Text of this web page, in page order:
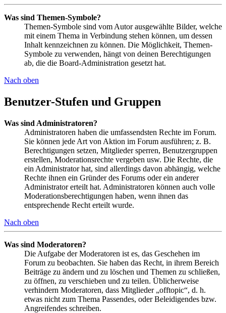
Was sind Themen-Symbole?
Themen-Symbole sind vom Autor ausgewählte Bilder, welche
mit einem Thema in Verbindung stehen können, um dessen
Inhalt kennzeichnen zu können. Die Möglichkeit, Themen-
Symbole zu verwenden, hängt von deinen Berechtigungen
ab, die die Board-Administration gesetzt hat.
Nach oben
Benutzer-Stufen und Gruppen
Was sind Administratoren?
Administratoren haben die umfassendsten Rechte im Forum.
Sie können jede Art von Aktion im Forum ausführen; z. B.
Berechtigungen setzen, Mitglieder sperren, Benutzergruppen
erstellen, Moderationsrechte vergeben usw. Die Rechte, die
ein Administrator hat, sind allerdings davon abhängig, welche
Rechte ihnen ein Gründer des Forums oder ein anderer
Administrator erteilt hat. Administratoren können auch volle
Moderationsberechtigungen haben, wenn ihnen das
entsprechende Recht erteilt wurde.
Nach oben
Was sind Moderatoren?
Die Aufgabe der Moderatoren ist es, das Geschehen im
Forum zu beobachten. Sie haben das Recht, in ihrem Bereich
Beiträge zu ändern und zu löschen und Themen zu schließen,
zu öffnen, zu verschieben und zu teilen. Üblicherweise
verhindern Moderatoren, dass Mitglieder „offtopic“, d. h.
etwas nicht zum Thema Passendes, oder Beleidigendes bzw.
Angreifendes schreiben.